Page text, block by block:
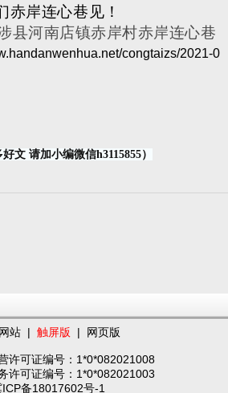
赤岸连心巷见！
县河南店镇赤岸村赤岸连心巷
congtaizs/2021-0
好文 请加小编微信h3115855）
站 | 触屏版 | 网页版
许可证编号：1*0*082021008
许可证编号：1*0*082021003
ICP备18017602号-1